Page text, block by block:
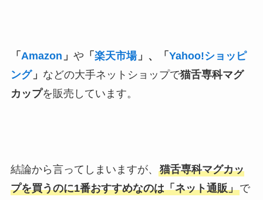
「 Amazon 」 や 「 楽天市場」、「 Yahoo!ショッピ
ング」 などの大手ネットショップで猫舌専科マグ
カップを販売しています。
結論から言ってしまいますが、 猫舌専科マグカッ
プを買うのに1番おすすめなのは「ネット通販」で